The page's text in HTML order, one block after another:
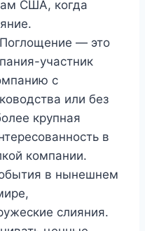
США, когда
— это
участник
с
или без
крупная
в
компании.
в нынешнем
слияния.